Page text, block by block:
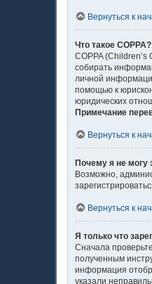
Вернуться к
Что такое COPPA?
COPPA
собирать
личной
помощью к
юридических
Примечание
Вернуться к
Почему я не могу
Возможно,
Вернуться к
Я только что
Сначала
полученным
информация
указали